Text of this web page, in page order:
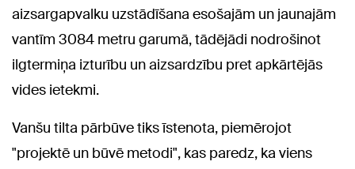
aizsargapvalku uzstādīšana esošajām un jaunajām
vantīm 3084 metru garumā, tādējādi nodrošinot
ilgtermiņa izturību un aizsardzību pret apkārtējās
vides ietekmi.
Vanšu tilta pārbūve tiks īstenota, piemērojot
"projektē un būvē metodi", kas paredz, ka viens